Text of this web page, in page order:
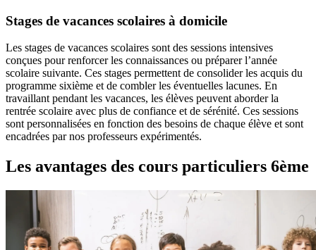
Stages de vacances scolaires à domicile
Les stages de vacances scolaires sont des sessions intensives
conçues pour renforcer les connaissances ou préparer l’année
scolaire suivante. Ces stages permettent de consolider les acquis du
programme sixième et de combler les éventuelles lacunes. En
travaillant pendant les vacances, les élèves peuvent aborder la
rentrée scolaire avec plus de confiance et de sérénité. Ces sessions
sont personnalisées en fonction des besoins de chaque élève et sont
encadrées par nos professeurs expérimentés.
Les avantages des cours particuliers 6ème